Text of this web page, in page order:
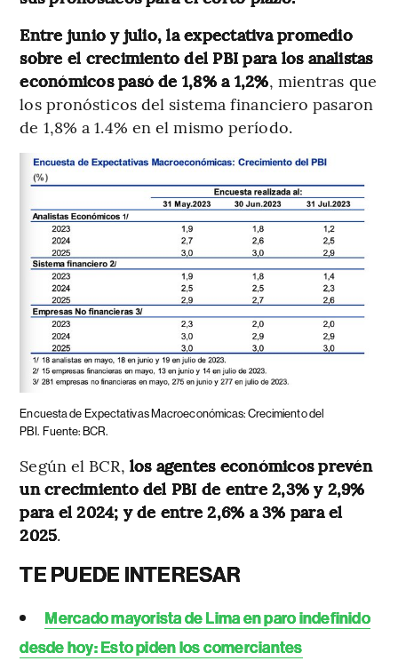
Entre junio y julio, la expectativa promedio
sobre el crecimiento del PBI para los analistas
económicos pasó de 1,8% a 1,2%, mientras que
los pronósticos del sistema financiero pasaron
de 1,8% a 1.4% en el mismo período.
Encuesta de Expectativas Macroeconómicas: Crecimiento del
PBI. Fuente: BCR.
Según el BCR, los agentes económicos prevén
un crecimiento del PBI de entre 2,3% y 2,9%
para el 2024; y de entre 2,6% a 3% para el
2025.
TE PUEDE INTERESAR
Mercado mayorista de Lima en paro indefinido
desde hoy: Esto piden los comerciantes